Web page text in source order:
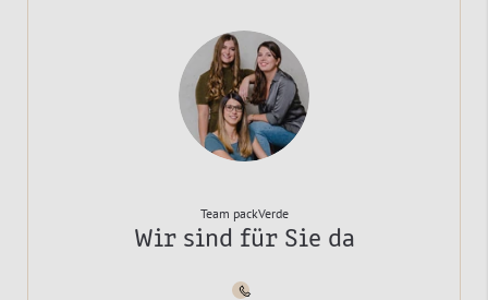
Team packVerde
Wir sind für Sie da